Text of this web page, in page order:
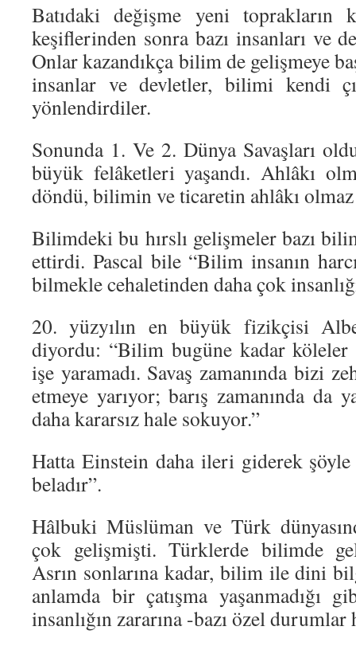
Batıdaki değişme yeni toprakların
keşiflerinden sonra bazı insanları ve
Onlar kazandıkça bilim de gelişmeye
insanlar ve devletler, bilimi kendi
yönlendirdiler.
Sonunda 1. Ve 2. Dünya Savaşları
büyük felâketleri yaşandı. Ahlâkı
döndü, bilimin ve ticaretin ahlâkı
Bilimdeki bu hırslı gelişmeler bazı
ettirdi. Pascal bile “Bilim insanın
bilmekle cehaletinden daha çok
20. yüzyılın en büyük fizikçisi
diyordu: “Bilim bugüne kadar köleler
işe yaramadı. Savaş zamanında bizi
etmeye yarıyor; barış zamanında da
daha kararsız hale sokuyor.”
Hatta Einstein daha ileri giderek
beladır”.
Hâlbuki Müslüman ve Türk
çok gelişmişti. Türklerde bilimde
Asrın sonlarına kadar, bilim ile dini
anlamda bir çatışma yaşanmadığı
insanlığın zararına -bazı özel